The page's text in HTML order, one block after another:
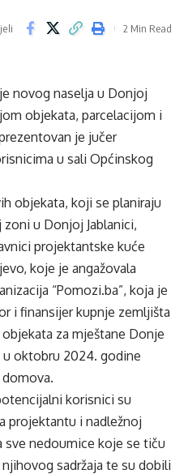
2 Min Read
novog naselja u Donjoj
objekata, parcelacijom i
je jučer
u sali Općinskog
objekata, koji se planiraju
u Donjoj Jablanici,
projektantske kuće
koje je angažovala
“Pomozi.ba”, koja je
i finansijer kupnje zemljišta
za mještane Donje
u oktobru 2024. godine
korisnici su
projektantu i nadležnoj
sve nedoumice koje se tiču
sadržaja te su dobili